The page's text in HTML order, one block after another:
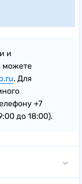
и
можете
. Для
+7
до 18:00).